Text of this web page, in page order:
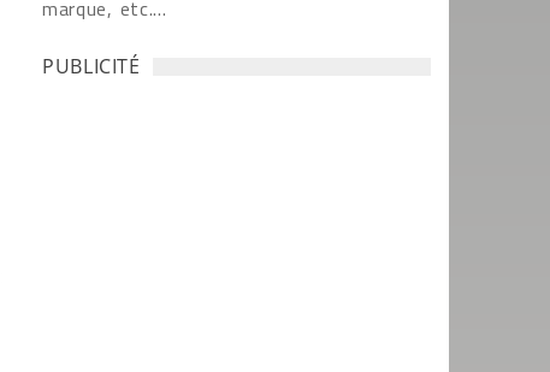
marque, etc....
PUBLICITÉ